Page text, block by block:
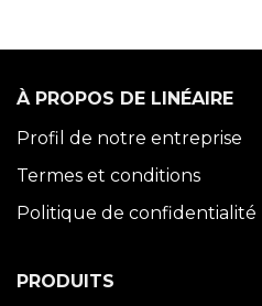
À PROPOS DE LINÉAIRE
Profil de notre entreprise
Termes et conditions
Politique de confidentialité
PRODUITS